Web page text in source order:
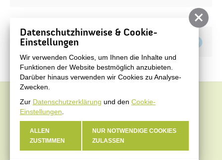
Teilen auf
Datenschutzhinweise & Cookie-
Einstellungen
Wir verwenden Cookies, um Ihnen die Inhalte und
Funktionen der Website bestmöglich anzubieten.
Darüber hinaus verwenden wir Cookies zu Analyse-
Zwecken.
Zur Datenschutzerklärung und den Cookie-
Einstellungen
ALLEN
ZUSTIMMEN
NUR NOTWENDIGE COOKIES
ZULASSEN